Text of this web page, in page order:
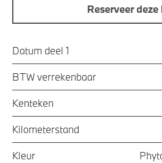
Reserveer deze
Datum deel 1
BTW verrekenbaar
Kenteken
Kilometerstand
Kleur